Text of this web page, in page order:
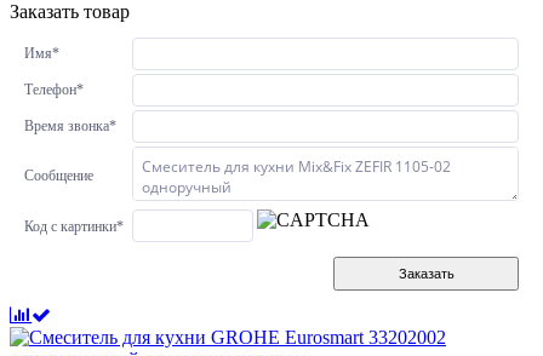
Заказать товар
Имя*
Телефон*
Время звонка*
Сообщение
Код с картинки*
Заказать